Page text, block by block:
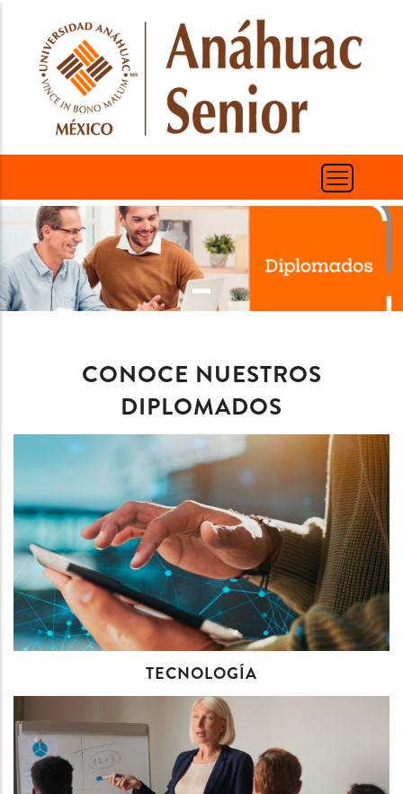
contenido
principal
CONOCE NUESTROS
DIPLOMADOS
TECNOLOGÍA